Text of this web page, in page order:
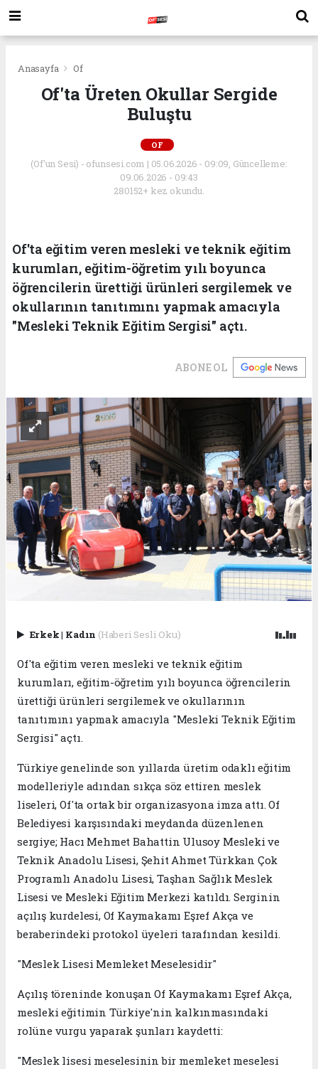
Anasayfa Of
Of'ta Üreten Okullar Sergide
Buluştu
OF
(Of'un Sesi) - ofunsesi.com | 05.06.2026 - 09:09, Güncelleme:
09.06.2026 - 09:43
280152+ kez okundu.
Of'ta eğitim veren mesleki ve teknik eğitim
kurumları, eğitim-öğretim yılı boyunca
öğrencilerin ürettiği ürünleri sergilemek ve
okullarının tanıtımını yapmak amacıyla
"Mesleki Teknik Eğitim Sergisi" açtı.
ABONE OL
Erkek| Kadın (Haberi Sesli Oku)
Of'ta eğitim veren mesleki ve teknik eğitim
kurumları, eğitim-öğretim yılı boyunca öğrencilerin
ürettiği ürünleri sergilemek ve okullarının
tanıtımını yapmak amacıyla "Mesleki Teknik Eğitim
Sergisi" açtı.
Türkiye genelinde son yıllarda üretim odaklı eğitim
modelleriyle adından sıkça söz ettiren meslek
liseleri, Of'ta ortak bir organizasyona imza attı. Of
Belediyesi karşısındaki meydanda düzenlenen
sergiye; Hacı Mehmet Bahattin Ulusoy Mesleki ve
Teknik Anadolu Lisesi, Şehit Ahmet Türkkan Çok
Programlı Anadolu Lisesi, Taşhan Sağlık Meslek
Lisesi ve Mesleki Eğitim Merkezi katıldı. Serginin
açılış kurdelesi, Of Kaymakamı Eşref Akça ve
beraberindeki protokol üyeleri tarafından kesildi.
"Meslek Lisesi Memleket Meselesidir"
Açılış töreninde konuşan Of Kaymakamı Eşref Akça,
mesleki eğitimin Türkiye'nin kalkınmasındaki
rolüne vurgu yaparak şunları kaydetti:
"Meslek lisesi meselesinin bir memleket meselesi